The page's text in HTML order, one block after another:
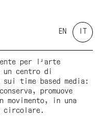
EN
per l'arte
un centro di
sui time based media:
promuove
in una
circolare.